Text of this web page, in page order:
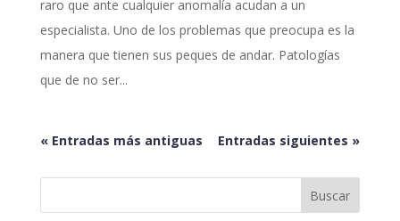
raro que ante cualquier anomalía acudan a un
especialista. Uno de los problemas que preocupa es la
manera que tienen sus peques de andar. Patologías
que de no ser...
« Entradas más antiguas Entradas siguientes »